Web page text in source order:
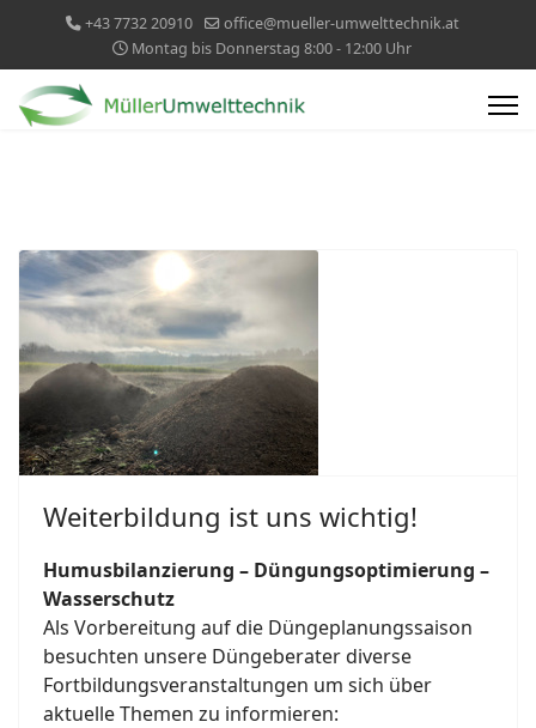
+43 7732 20910
office@mueller-umwelttechnik.at
Montag bis Donnerstag 8:00 - 12:00 Uhr
Weiterbildung ist uns wichtig!
Humusbilanzierung – Düngungsoptimierung –
Wasserschutz
Als Vorbereitung auf die Düngeplanungssaison
besuchten unsere Düngeberater diverse
Fortbildungsveranstaltungen um sich über
aktuelle Themen zu informieren: